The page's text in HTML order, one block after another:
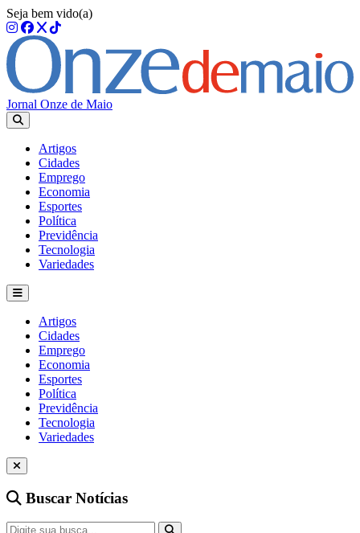
Seja bem vido(a)
Jornal Onze de Maio
Artigos
Cidades
Emprego
Economia
Esportes
Política
Previdência
Tecnologia
Variedades
Artigos
Cidades
Emprego
Economia
Esportes
Política
Previdência
Tecnologia
Variedades
Buscar Notícias